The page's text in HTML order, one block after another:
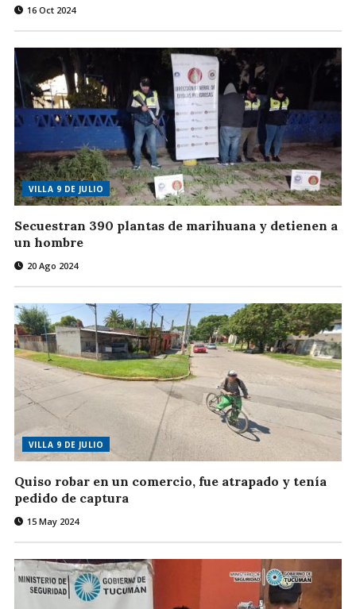
16 Oct 2024
VILLA 9 DE JULIO
Secuestran 390 plantas de marihuana y detienen a
un hombre
20 Ago 2024
VILLA 9 DE JULIO
Quiso robar en un comercio, fue atrapado y tenía
pedido de captura
15 May 2024